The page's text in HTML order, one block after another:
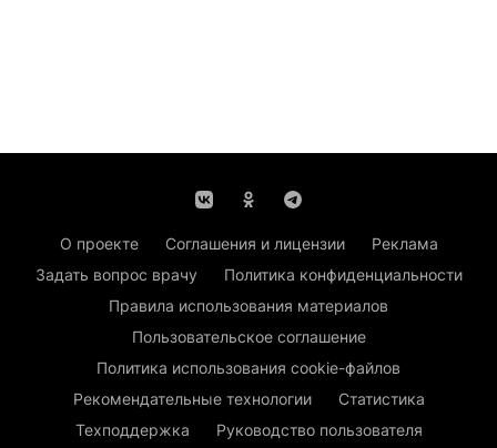
О проекте Соглашения и лицензии
Реклама
Задать вопрос врачу
Политика конфиденциальности
Правила использования материалов
Пользовательское соглашение
Политика использования cookie-файлов
Рекомендательные технологии
Статистика
Техподдержка
Руководство пользователя